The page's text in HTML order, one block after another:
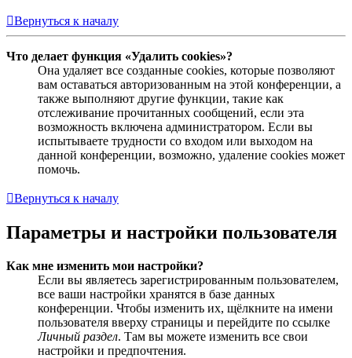
Вернуться к началу
Что делает функция «Удалить cookies»?
Она удаляет все созданные cookies, которые позволяют
вам оставаться авторизованным на этой конференции, а
также выполняют другие функции, такие как
отслеживание прочитанных сообщений, если эта
возможность включена администратором. Если вы
испытываете трудности со входом или выходом на
данной конференции, возможно, удаление cookies может
помочь.
Вернуться к началу
Параметры и настройки пользователя
Как мне изменить мои настройки?
Если вы являетесь зарегистрированным пользователем,
все ваши настройки хранятся в базе данных
конференции. Чтобы изменить их, щёлкните на имени
пользователя вверху страницы и перейдите по ссылке
Личный раздел. Там вы можете изменить все свои
настройки и предпочтения.